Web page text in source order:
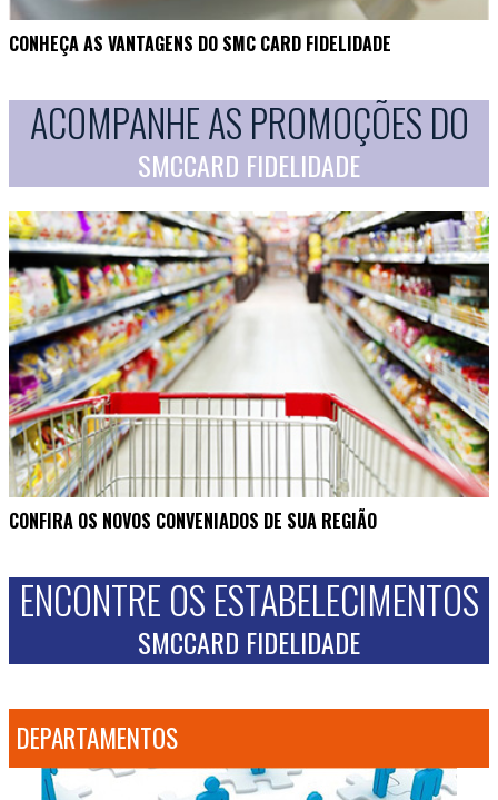
CONHEÇA AS VANTAGENS DO SMC CARD FIDELIDADE
ACOMPANHE AS PROMOÇÕES DO
SMCCARD FIDELIDADE
CONFIRA OS NOVOS CONVENIADOS DE SUA REGIÃO
ENCONTRE OS ESTABELECIMENTOS
SMCCARD FIDELIDADE
DEPARTAMENTOS